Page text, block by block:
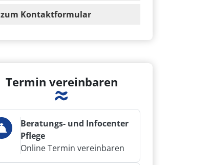
zum Kontaktformular
Termin vereinbaren
Beratungs- und Infocenter
Pflege
Online Termin vereinbaren